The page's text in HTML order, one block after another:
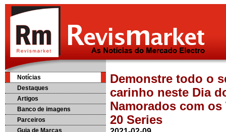
Notícias
Destaques
Artigos
Banco de imagens
Parceiros
Guia de Marcas
Demonstre todo o
carinho neste Dia
Namorados com os
20 Series